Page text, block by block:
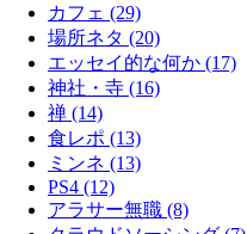
カフェ (29)
場所ネタ (20)
エッセイ的な何か (17)
神社・寺 (16)
禅 (14)
食レポ (13)
ミンネ (13)
PS4 (12)
アラサー無職 (8)